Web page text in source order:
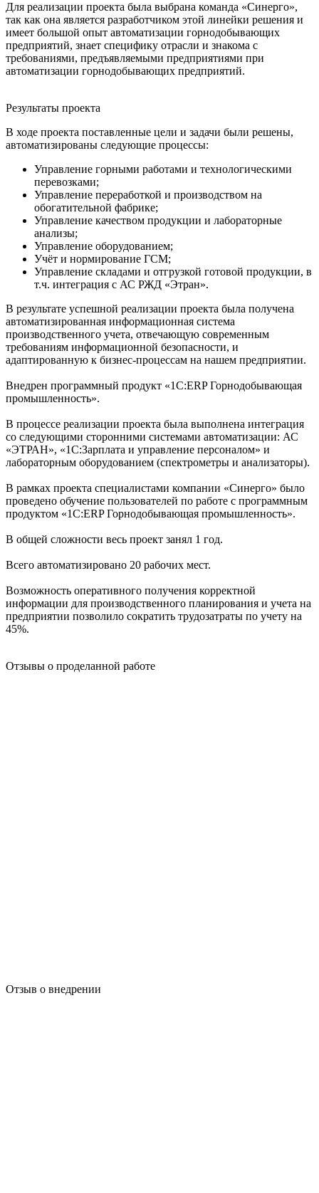
Для реализации проекта была выбрана команда «Синерго»,
так как она является разработчиком этой линейки решения и
имеет большой опыт автоматизации горнодобывающих
предприятий, знает специфику отрасли и знакома с
требованиями, предъявляемыми предприятиями при
автоматизации горнодобывающих предприятий.
Результаты проекта
В ходе проекта поставленные цели и задачи были решены,
автоматизированы следующие процессы:
Управление горными работами и технологическими
перевозками;
Управление переработкой и производством на
обогатительной фабрике;
Управление качеством продукции и лабораторные
анализы;
Управление оборудованием;
Учёт и нормирование ГСМ;
Управление складами и отгрузкой готовой продукции, в
т.ч. интеграция с АС РЖД «Этран».
В результате успешной реализации проекта была получена
автоматизированная информационная система
производственного учета, отвечающую современным
требованиям информационной безопасности, и
адаптированную к бизнес-процессам на нашем предприятии.
Внедрен программный продукт «1С:ERP Горнодобывающая
промышленность».
В процессе реализации проекта была выполнена интеграция
со следующими сторонними системами автоматизации: АС
«ЭТРАН», «1С:Зарплата и управление персоналом» и
лабораторным оборудованием (спектрометры и анализаторы).
В рамках проекта специалистами компании «Синерго» было
проведено обучение пользователей по работе с программным
продуктом «1С:ERP Горнодобывающая промышленность».
В общей сложности весь проект занял 1 год.
Всего автоматизировано 20 рабочих мест.
Возможность оперативного получения корректной
информации для производственного планирования и учета на
предприятии позволило сократить трудозатраты по учету на
45%.
Отзывы о проделанной работе
Отзыв о внедрении